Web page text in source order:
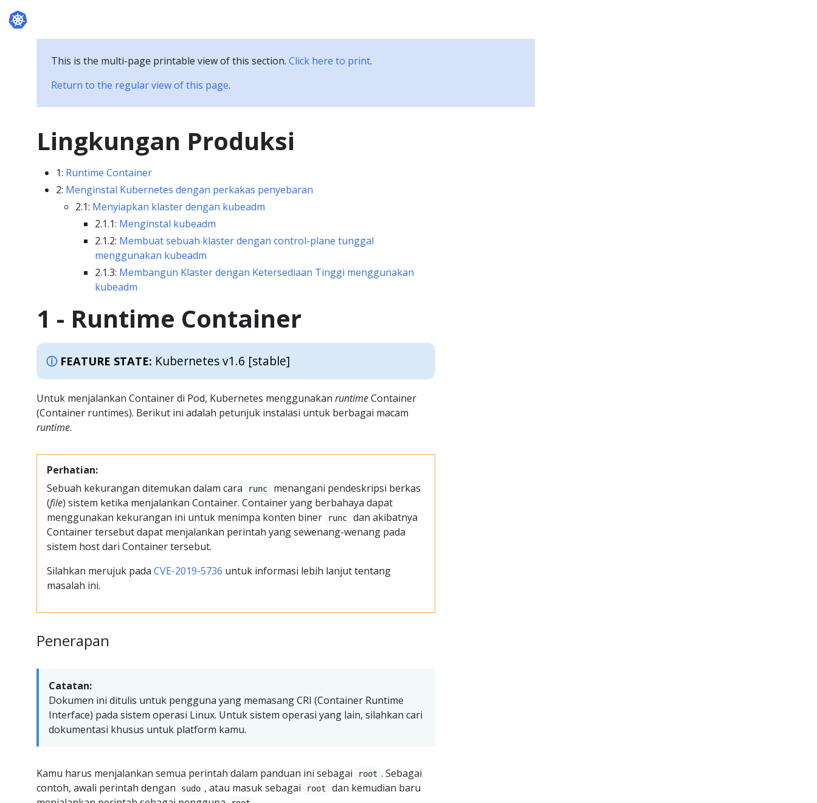
This is the multi-page printable view of this section. Click here to print.
Return to the regular view of this page.
Lingkungan Produksi
1: Runtime Container
2: Menginstal Kubernetes dengan perkakas penyebaran
2.1: Menyiapkan klaster dengan kubeadm
2.1.1: Menginstal kubeadm
2.1.2: Membuat sebuah klaster dengan control-plane tunggal
menggunakan kubeadm
2.1.3: Membangun Klaster dengan Ketersediaan Tinggi menggunakan
kubeadm
1 - Runtime Container
FEATURE STATE: Kubernetes v1.6 [stable]
Untuk menjalankan Container di Pod, Kubernetes menggunakan runtimeContainer
(Container runtimes). Berikut ini adalah petunjuk instalasi untuk berbagai macam
runtime.
Perhatian:
Sebuah kekurangan ditemukan dalam cara
runc
menangani pendeskripsi berkas
(file) sistem ketika menjalankan Container. Container yang berbahaya dapat
menggunakan kekurangan ini untuk menimpa konten biner
runc
dan akibatnya
Container tersebut dapat menjalankan perintah yang sewenang-wenang pada
sistem host dari Container tersebut.
Silahkan merujuk pada CVE-2019-5736 untuk informasi lebih lanjut tentang
masalah ini.
Penerapan
Catatan:
Dokumen ini ditulis untuk pengguna yang memasang CRI (Container Runtime
Interface) pada sistem operasi Linux. Untuk sistem operasi yang lain, silahkan cari
dokumentasi khusus untuk platform kamu.
Kamu harus menjalankan semua perintah dalam panduan ini sebagai root . Sebagai
contoh, awali perintah dengan
sudo , atau masuk sebagai root
dan kemudian baru